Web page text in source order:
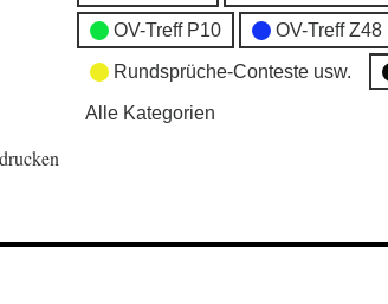
OV-Treff P10 OV-Treff Z48
Rundsprüche-Conteste usw.
Alle Kategorien